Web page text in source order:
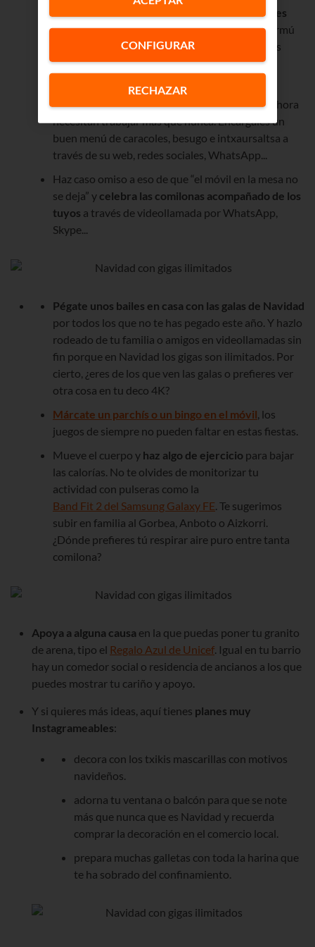
apoya en sus redes sociales a los bares
donde solías quedar para brindar y tomar el vermú
en Navidades. Agradecerán escuchar cuánto los
echas de menos.
tu restaurante favorito prepare la cena por ti , ahora
necesitan trabajar más que nunca. Encárgales un
buen menú de caracoles, besugo e intxaursaltsa a
través de su web, redes sociales, WhatsApp...
Haz caso omiso a eso de que “el móvil en la mesa no
se deja” y celebra las comilonas acompañado de los
tuyos a través de videollamada por WhatsApp,
Skype...
Pégate unos bailes en casa con las galas de Navidad
por todos los que no te has pegado este año. Y hazlo
rodeado de tu familia o amigos en videollamadas sin
fin porque en Navidad los gigas son ilimitados. Por
cierto, ¿eres de los que ven las galas o prefieres ver
otra cosa en tu deco 4K?
Márcate un parchís o un bingo en el móvil, los
juegos de siempre no pueden faltar en estas fiestas.
Mueve el cuerpo y haz algo de ejercicio para bajar
las calorías. No te olvides de monitorizar tu
actividad con pulseras como la
Band Fit 2 del Samsung Galaxy FE. Te sugerimos
subir en familia al Gorbea, Anboto o Aizkorri.
¿Dónde prefieres tú respirar aire puro entre tanta
comilona?
Apoya a alguna causa en la que puedas poner tu granito
de arena, tipo el Regalo Azul de Unicef. Igual en tu barrio
hay un comedor social o residencia de ancianos a los que
puedes mostrar tu cariño y apoyo.
Y si quieres más ideas, aquí tienes planes muy
Instagrameables:
decora con los txikis mascarillas con motivos
navideños.
adorna tu ventana o balcón para que se note
más que nunca que es Navidad y recuerda
comprar la decoración en el comercio local.
prepara muchas galletas con toda la harina que
te ha sobrado del confinamiento.
CONFIGURAR
RECHAZAR